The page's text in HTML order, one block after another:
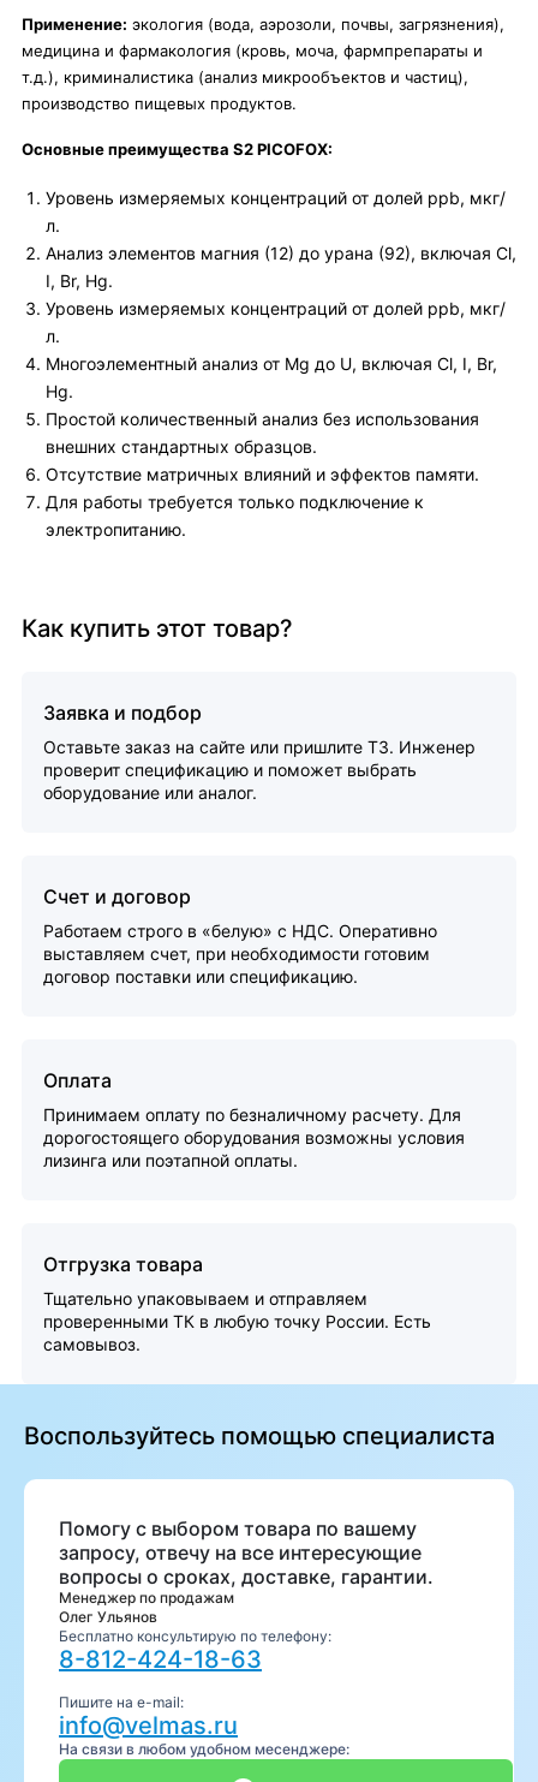
Применение: экология (вода, аэрозоли, почвы, загрязнения),
медицина и фармакология (кровь, моча, фармпрепараты и
т.д.), криминалистика (анализ микрообъектов и частиц),
производство пищевых продуктов.
Основные преимущества S2 PICOFOX:
Уровень измеряемых концентраций от долей ppb, мкг/
л.
Анализ элементов магния (12) до урана (92), включая Cl,
I, Br, Hg.
Уровень измеряемых концентраций от долей ppb, мкг/
л.
Многоэлементный анализ от Mg до U, включая Cl, I, Br,
Hg.
Простой количественный анализ без использования
внешних стандартных образцов.
Отсутствие матричных влияний и эффектов памяти.
Для работы требуется только подключение к
электропитанию.
Как купить этот товар?
Заявка и подбор
Оставьте заказ на сайте или пришлите ТЗ. Инженер
проверит спецификацию и поможет выбрать
оборудование или аналог.
Счет и договор
Работаем строго в «белую» с НДС. Оперативно
выставляем счет, при необходимости готовим
договор поставки или спецификацию.
Оплата
Принимаем оплату по безналичному расчету. Для
дорогостоящего оборудования возможны условия
лизинга или поэтапной оплаты.
Отгрузка товара
Тщательно упаковываем и отправляем
проверенными ТК в любую точку России. Есть
самовывоз.
Воспользуйтесь помощью специалиста
Помогу с выбором товара по вашему
запросу, отвечу на все интересующие
вопросы о сроках, доставке, гарантии.
Менеджер по продажам
Олег Ульянов
Бесплатно консультирую по телефону:
8-812-424-18-63
Пишите на e-mail:
info@velmas.ru
На связи в любом удобном месенджере: